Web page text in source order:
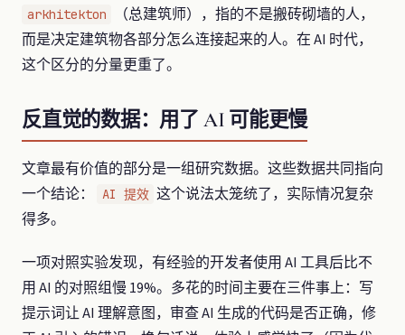
arkhitekton
（总建筑师），指的不是搬砖砌墙的人，
而是决定建筑物各部分怎么连接起来的人。在 AI 时代，
这个区分的分量更重了。
反直觉的数据：用了 AI 可能更慢
文章最有价值的部分是一组研究数据。这些数据共同指向
一个结论：
AI 提效 这个说法太笼统了，实际情况复杂
得多。
一项对照实验发现，有经验的开发者使用 AI 工具后比不
用 AI 的对照组慢 19%。多花的时间主要在三件事上：写
提示词让 AI 理解意图，审查 AI 生成的代码是否正确，修